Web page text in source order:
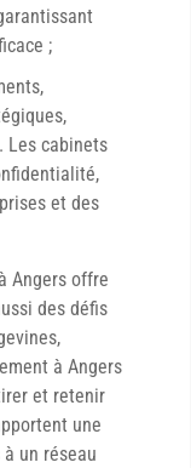
;
Les cabinets
et des
Angers offre
des défis
à Angers
et retenir
une
un réseau